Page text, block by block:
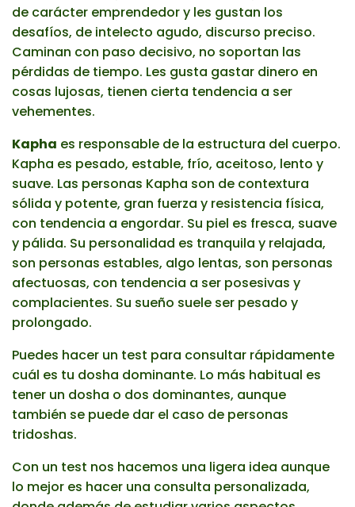
de carácter emprendedor y les gustan los
desafíos, de intelecto agudo, discurso preciso.
Caminan con paso decisivo, no soportan las
pérdidas de tiempo. Les gusta gastar dinero en
cosas lujosas, tienen cierta tendencia a ser
vehementes.
Kapha es responsable de la estructura del cuerpo.
Kapha es pesado, estable, frío, aceitoso, lento y
suave. Las personas Kapha son de contextura
sólida y potente, gran fuerza y resistencia física,
con tendencia a engordar. Su piel es fresca, suave
y pálida. Su personalidad es tranquila y relajada,
son personas estables, algo lentas, son personas
afectuosas, con tendencia a ser posesivas y
complacientes. Su sueño suele ser pesado y
prolongado.
Puedes hacer un test para consultar rápidamente
cuál es tu dosha dominante. Lo más habitual es
tener un dosha o dos dominantes, aunque
también se puede dar el caso de personas
tridoshas.
Con un test nos hacemos una ligera idea aunque
lo mejor es hacer una consulta personalizada,